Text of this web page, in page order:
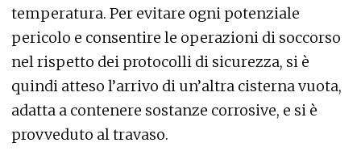
temperatura. Per evitare ogni potenziale
pericolo e consentire le operazioni di soccorso
nel rispetto dei protocolli di sicurezza, si è
quindi atteso l’arrivo di un’altra cisterna vuota,
adatta a contenere sostanze corrosive, e si è
provveduto al travaso.